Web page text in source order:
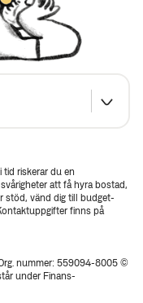
tid riskerar du en
att få hyra bostad,
stöd, vänd dig till budget-
finns på
nummer: 559094-8005 ©
under Finans­